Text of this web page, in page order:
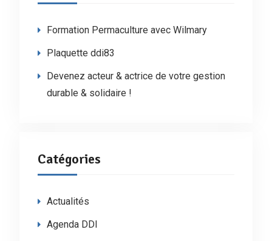
Formation Permaculture avec Wilmary
Plaquette ddi83
Devenez acteur & actrice de votre gestion
durable & solidaire !
Catégories
Actualités
Agenda DDI